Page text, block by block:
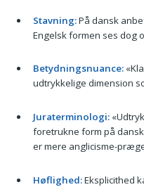
Stavning:På dansk
Engelsk formen ses dog
Betydningsnuance:
udtrykkelige dimension
Juraterminologi:
foretrukne form på
er mere anglicisme-
Høflighed:Eksplicithed